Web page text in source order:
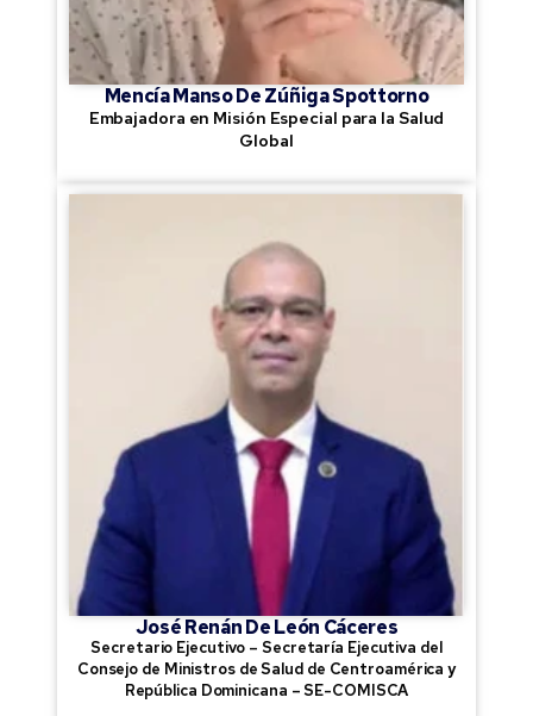
Mencía Manso De Zúñiga Spottorno
Embajadora en Misión Especial para la Salud
Global
José Renán De León Cáceres
Secretario Ejecutivo – Secretaría Ejecutiva del
Consejo de Ministros de Salud de Centroamérica y
República Dominicana – SE-COMISCA